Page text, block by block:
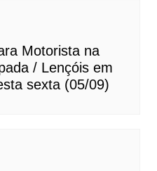
Motorista na
/ Lençóis em
sexta (05/09)